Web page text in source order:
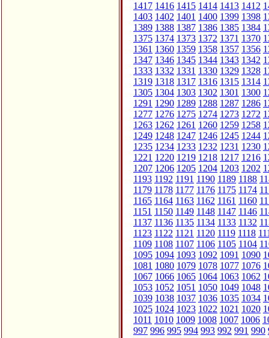
1417 1416 1415 1414 1413 1412
1403 1402 1401 1400 1399 1398
1389 1388 1387 1386 1385 1384
1375 1374 1373 1372 1371 1370
1361 1360 1359 1358 1357 1356
1347 1346 1345 1344 1343 1342
1333 1332 1331 1330 1329 1328
1319 1318 1317 1316 1315 1314
1305 1304 1303 1302 1301 1300
1291 1290 1289 1288 1287 1286
1277 1276 1275 1274 1273 1272
1263 1262 1261 1260 1259 1258
1249 1248 1247 1246 1245 1244
1235 1234 1233 1232 1231 1230
1221 1220 1219 1218 1217 1216
1207 1206 1205 1204 1203 1202
1193 1192 1191 1190 1189 1188
1179 1178 1177 1176 1175 1174
1165 1164 1163 1162 1161 1160
1151 1150 1149 1148 1147 1146
1137 1136 1135 1134 1133 1132
1123 1122 1121 1120 1119 1118
1109 1108 1107 1106 1105 1104
1095 1094 1093 1092 1091 1090
1081 1080 1079 1078 1077 1076
1067 1066 1065 1064 1063 1062
1053 1052 1051 1050 1049 1048
1039 1038 1037 1036 1035 1034
1025 1024 1023 1022 1021 1020
1011 1010 1009 1008 1007 1006
997 996 995 994 993 992 991 990